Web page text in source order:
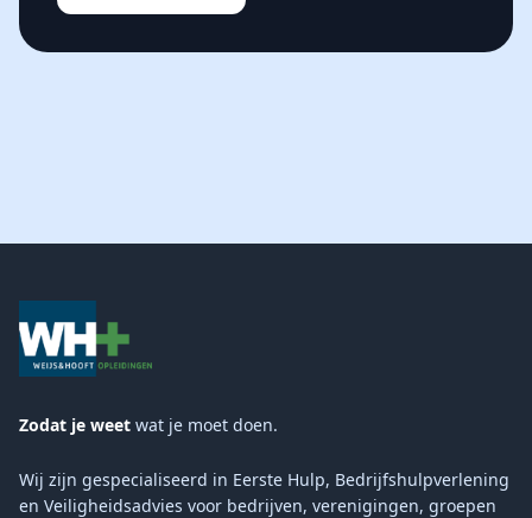
Zodat je weet wat je moet doen.
Wij zijn gespecialiseerd in Eerste Hulp, Bedrijfshulpverlening
en Veiligheidsadvies voor bedrijven, verenigingen, groepen